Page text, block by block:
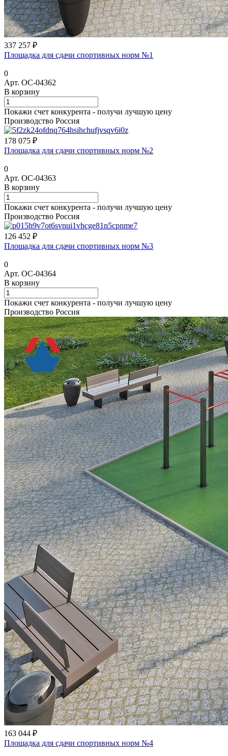
337 257 ₽
Площадка для сдачи спортивных норм №1
0
Арт. ОС-04362
В корзину
Покажи счет конкурента - получи лучшую цену
Производство Россия
178 075 ₽
Площадка для сдачи спортивных норм №2
0
Арт. ОС-04363
В корзину
Покажи счет конкурента - получи лучшую цену
Производство Россия
126 452 ₽
Площадка для сдачи спортивных норм №3
0
Арт. ОС-04364
В корзину
Покажи счет конкурента - получи лучшую цену
Производство Россия
163 044 ₽
Площадка для сдачи спортивных норм №4